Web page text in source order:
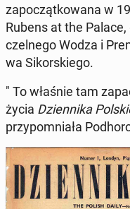
za­po­cząt­ko­wa­na w
Rubens at the
czel­ne­go Wodza i
wa Si­kor­skie­go.
" To właśnie tam
życia Dzien­ni­ka
przy­po­mnia­ła